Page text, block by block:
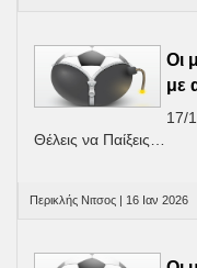
Οι
με
17/
Θέλεις να Παίξεις…
Περικλής Νιτσος | 16 Ιαν 2026